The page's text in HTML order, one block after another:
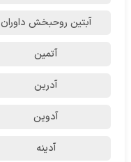
آبتین روحبخش داوران
آتمین
آدرین
آدوین
آدینه